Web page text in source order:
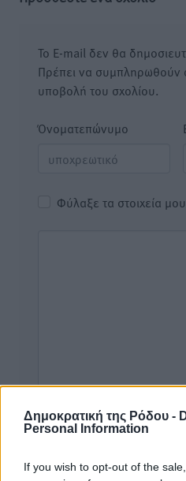
Δημοκρατική της Ρόδου -
Personal Information
If you wish to opt-out of the
Το E-mail δεν θα
Πρέπει να συμπληρωθούν
υποβολή του σχολίου.
Όνοματεπώνυμο
Φύλαξε τα στοιχεία